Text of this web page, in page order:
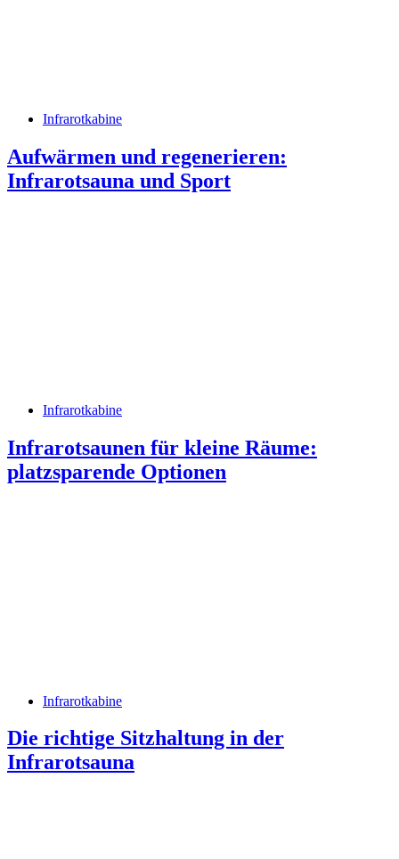
Infrarotkabine
Aufwärmen und regenerieren:
Infrarotsauna und Sport
Infrarotkabine
Infrarotsaunen für kleine Räume:
platzsparende Optionen
Infrarotkabine
Die richtige Sitzhaltung in der
Infrarotsauna